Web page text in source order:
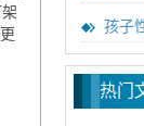
孩子
热门